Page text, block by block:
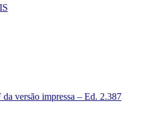
versão impressa – Ed. 2.387